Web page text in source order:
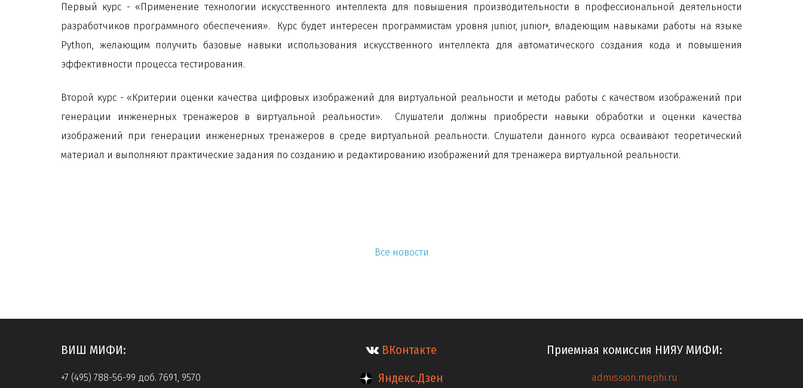
Первый курс - «Применение технологии искусственного интеллекта для повышения производительности в профессиональной деятельности
разработчиков программного обеспечения». Курс будет интересен программистам уровня junior, junior+, владеющим навыками работы на языке
Python, желающим получить базовые навыки использования искусственного интеллекта для автоматического создания кода и повышения
эффективности процесса тестирования.
Второй курс - «Критерии оценки качества цифровых изображений для виртуальной реальности и методы работы с качеством изображений при
генерации инженерных тренажеров в виртуальной реальности». Слушатели должны приобрести навыки обработки и оценки качества
изображений при генерации инженерных тренажеров в среде виртуальной реальности. Слушатели данного курса осваивают теоретический
материал и выполняют практические задания по созданию и редактированию изображений для тренажера виртуальной реальности.
Все новости
ВИШ МИФИ:
+7 (495) 788-56-99 доб. 7691, 9570
ВКонтакте
Яндекс.Дзен
Приемная комиссия НИЯУ МИФИ:
admission.mephi.ru